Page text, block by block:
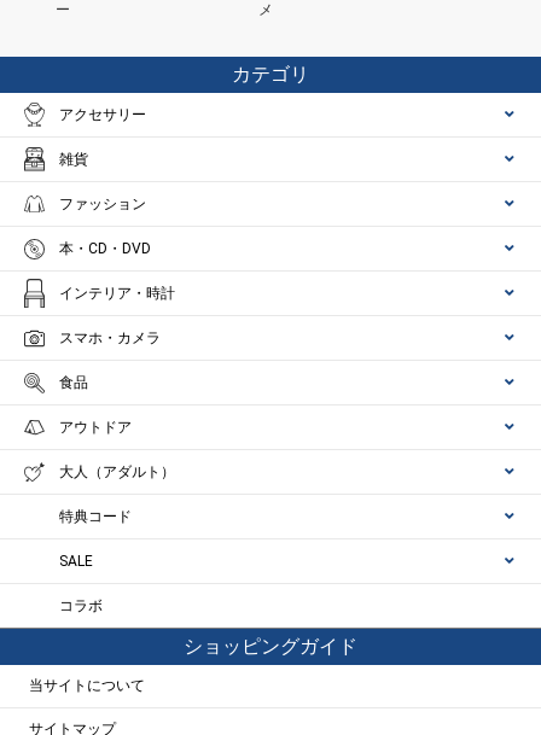
ー
メ
カテゴリ
アクセサリー
雑貨
ファッション
本・CD・DVD
インテリア・時計
スマホ・カメラ
食品
アウトドア
大人（アダルト）
特典コード
SALE
コラボ
ショッピングガイド
当サイトについて
サイトマップ